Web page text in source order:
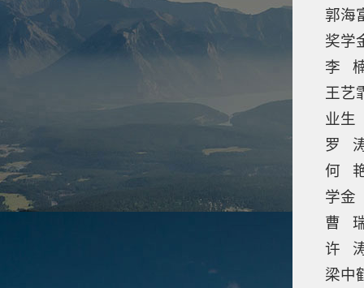
郭海
奖学
李
王艺
业生
罗
何
学金
曹
许
梁中